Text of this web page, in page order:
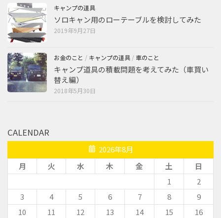
キャンプの道具
ソロキャン用のローテーブルを検討してみた
2019年9月27日
お金のこと / キャンプの道具 / 車のこと
キャンプ道具の積載問題を考えてみた（車買い
替え編）
2018年5月30日
CALENDAR
2026年8月
月
火 水 木 金 土
日
1
2
3
4 5 6 7 8
9
10
11 12 13 14 15
16